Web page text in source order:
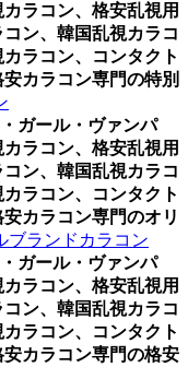
ラコン、格安乱視用
ン、韓国乱視カラコ
ラコン、コンタクト
カラコン専門の特別
ガール・ヴァンパ
ラコン、格安乱視用
ン、韓国乱視カラコ
ラコン、コンタクト
カラコン専門のオリ
ブランドカラコン
ガール・ヴァンパ
ラコン、格安乱視用
ン、韓国乱視カラコ
ラコン、コンタクト
カラコン専門の格安